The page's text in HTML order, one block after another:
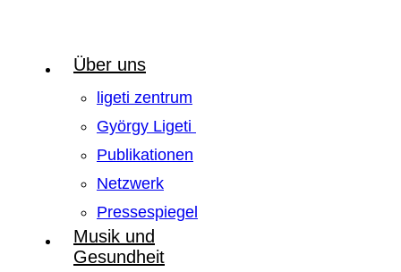
Über uns
ligeti zentrum
György Ligeti
Publikationen
Netzwerk
Pressespiegel
Musik und
Gesundheit